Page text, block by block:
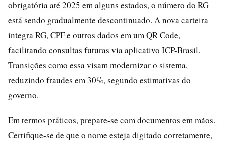
obrigatória até 2025 em alguns estados, o número do RG
está sendo gradualmente descontinuado. A nova carteira
integra RG, CPF e outros dados em um QR Code,
facilitando consultas futuras via aplicativo ICP-Brasil.
Transições como essa visam modernizar o sistema,
reduzindo fraudes em 30%, segundo estimativas do
governo.
Em termos práticos, prepare-se com documentos em mãos.
Certifique-se de que o nome esteja digitado corretamente,